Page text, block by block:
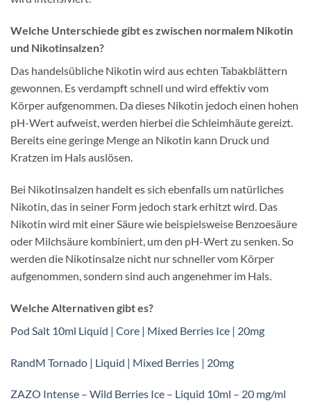
Welche Unterschiede gibt es zwischen normalem Nikotin
und Nikotinsalzen?
Das handelsübliche Nikotin wird aus echten Tabakblättern
gewonnen. Es verdampft schnell und wird effektiv vom
Körper aufgenommen. Da dieses Nikotin jedoch einen hohen
pH-Wert aufweist, werden hierbei die Schleimhäute gereizt.
Bereits eine geringe Menge an Nikotin kann Druck und
Kratzen im Hals auslösen.
Bei Nikotinsalzen handelt es sich ebenfalls um natürliches
Nikotin, das in seiner Form jedoch stark erhitzt wird. Das
Nikotin wird mit einer Säure wie beispielsweise Benzoesäure
oder Milchsäure kombiniert, um den pH-Wert zu senken. So
werden die Nikotinsalze nicht nur schneller vom Körper
aufgenommen, sondern sind auch angenehmer im Hals.
Welche Alternativen gibt es?
Pod Salt 10ml Liquid | Core | Mixed Berries Ice | 20mg
RandM Tornado | Liquid | Mixed Berries | 20mg
ZAZO Intense – Wild Berries Ice – Liquid 10ml – 20 mg/ml